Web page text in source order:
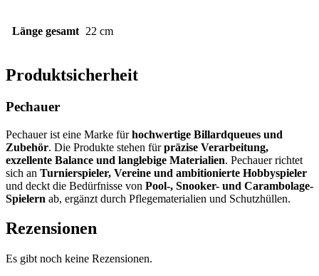
Länge gesamt 22 cm
Produktsicherheit
Pechauer
Pechauer ist eine Marke fürhochwertige Billardqueues und
Zubehör. Die Produkte stehen fürpräzise Verarbeitung,
exzellente Balance und langlebige Materialien. Pechauer richtet
sich an Turnierspieler, Vereine und ambitionierte Hobbyspieler
und deckt die Bedürfnisse von Pool-, Snooker- und Carambolage-
Spielern ab, ergänzt durch Pflegematerialien und Schutzhüllen.
Rezensionen
Es gibt noch keine Rezensionen.